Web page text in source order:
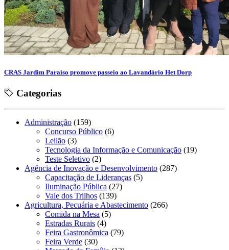
CRAS Jardim Paraíso promove passeio ao Lavandário Het Dorp
Categorias
Administração (159)
Concurso Público (6)
Leilão (3)
Tecnologia da Informação e Comunicação (19)
Teste Seletivo (2)
Agência de Inovação e Desenvolvimento (287)
Capacitação de Lideranças (5)
Iluminação Pública (27)
Vale dos Trilhos (139)
Agricultura, Pecuária e Abastecimento (266)
Comida na Mesa (5)
Estradas Rurais (4)
Feira Gastronômica (79)
Feira Verde (30)